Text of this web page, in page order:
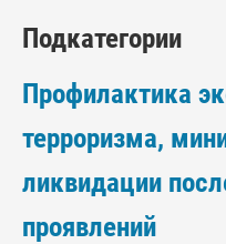
Подкатегории
Профилактика
терроризма,
ликвидации
проявлений